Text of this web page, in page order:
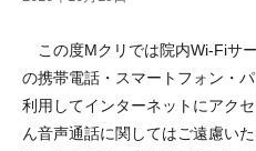
この度Mクリでは院内Wi-Fiサ
の携帯電話・スマートフォン・
利用してインターネットにアク
ん音声通話に関してはご遠慮い